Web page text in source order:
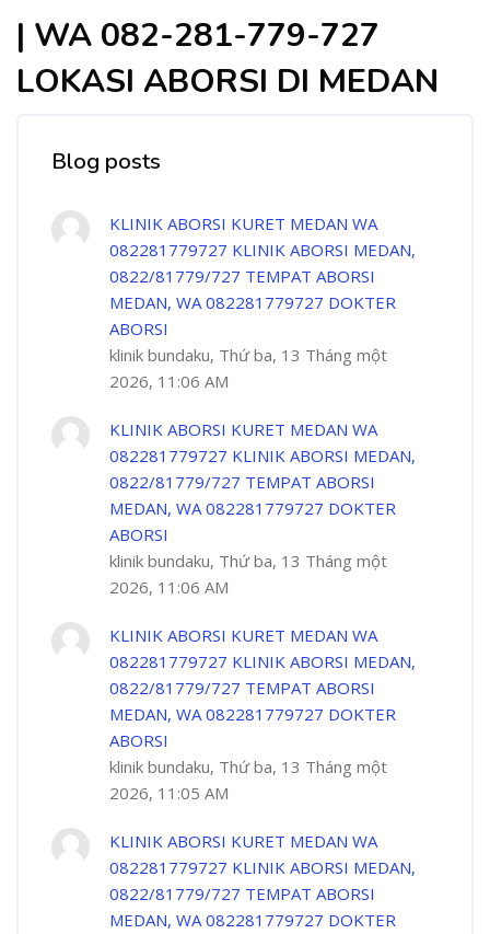
| WA 082-281-779-727
LOKASI ABORSI DI MEDAN
Blog posts
KLINIK ABORSI KURET MEDAN WA
082281779727 KLINIK ABORSI MEDAN,
0822/81779/727 TEMPAT ABORSI
MEDAN, WA 082281779727 DOKTER
ABORSI
klinik bundaku, Thứ ba, 13 Tháng một
2026, 11:06 AM
KLINIK ABORSI KURET MEDAN WA
082281779727 KLINIK ABORSI MEDAN,
0822/81779/727 TEMPAT ABORSI
MEDAN, WA 082281779727 DOKTER
ABORSI
klinik bundaku, Thứ ba, 13 Tháng một
2026, 11:06 AM
KLINIK ABORSI KURET MEDAN WA
082281779727 KLINIK ABORSI MEDAN,
0822/81779/727 TEMPAT ABORSI
MEDAN, WA 082281779727 DOKTER
ABORSI
klinik bundaku, Thứ ba, 13 Tháng một
2026, 11:05 AM
KLINIK ABORSI KURET MEDAN WA
082281779727 KLINIK ABORSI MEDAN,
0822/81779/727 TEMPAT ABORSI
MEDAN, WA 082281779727 DOKTER